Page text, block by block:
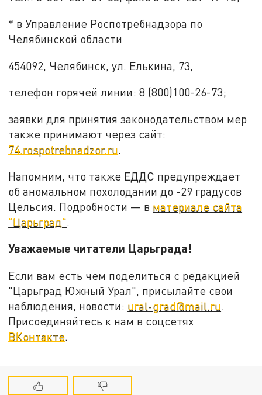
* в Управление Роспотребнадзора по
Челябинской области
454092, Челябинск, ул. Елькина, 73,
телефон горячей линии: 8 (800)100-26-73;
заявки для принятия законодательством мер
также принимают через сайт:
74.rospotrebnadzor.ru.
Напомним, что также ЕДДС предупреждает
об аномальном похолодании до -29 градусов
Цельсия. Подробности — в материале сайта
"Царьград".
Уважаемые читатели Царьграда!
Если вам есть чем поделиться с редакцией
"Царьград Южный Урал", присылайте свои
наблюдения, новости: ural-grad@mail.ru.
Присоединяйтесь к нам в соцсетях
ВКонтакте.